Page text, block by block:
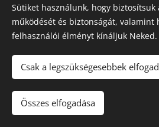
Bejelentkezés: 0630/993-9233 Cím:
132. , csengő:
Az oldalt a
Webnode
Sütiket használunk, hogy
működését és biztonságát, valamint
felhasználói élményt kínáljuk Neked.
Csak a legszükségesebbek
Összes elfogadása